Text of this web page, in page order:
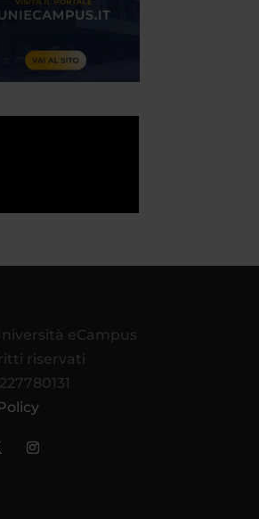
eCampus
riservati